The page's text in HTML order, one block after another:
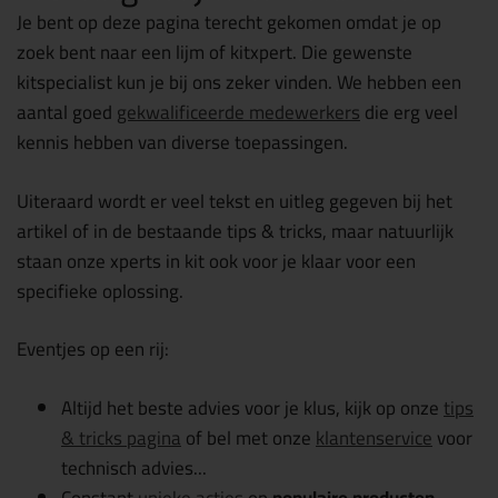
Je bent op deze pagina terecht gekomen omdat je op
zoek bent naar een lijm of kitxpert. Die gewenste
kitspecialist kun je bij ons zeker vinden. We hebben een
aantal goedgekwalificeerde medewerkersdie erg veel
kennis hebben van diverse toepassingen.
Uiteraard wordt er veel tekst en uitleg gegeven bij het
artikel of in de bestaande tips & tricks, maar natuurlijk
staan onze xperts in kit ook voor je klaar voor een
specifieke oplossing.
Eventjes op een rij:
Altijd het beste advies voor je klus, kijk op onzetips
& tricks paginaof bel met onzeklantenservicevoor
technisch advies...